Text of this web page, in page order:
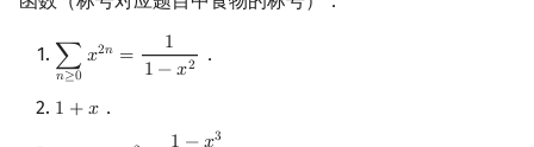
∑
𝑛≥0
𝑥2𝑛 =
1
1 −𝑥2
∑n ≥ 0x2 n= 11−x2 ．
1 +𝑥
1 +x ．
3